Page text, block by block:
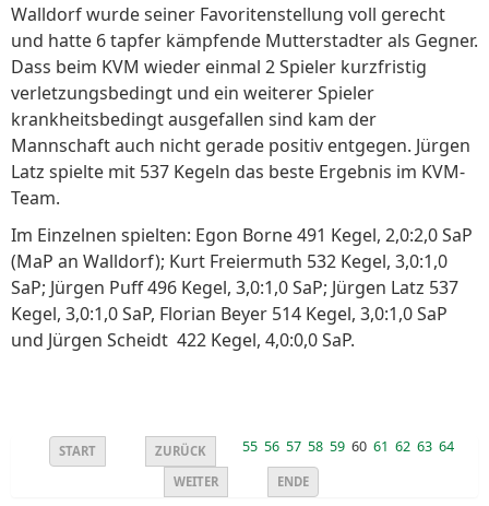
Walldorf wurde seiner Favoritenstellung voll gerecht
und hatte 6 tapfer kämpfende Mutterstadter als Gegner.
Dass beim KVM wieder einmal 2 Spieler kurzfristig
verletzungsbedingt und ein weiterer Spieler
krankheitsbedingt ausgefallen sind kam der
Mannschaft auch nicht gerade positiv entgegen. Jürgen
Latz spielte mit 537 Kegeln das beste Ergebnis im KVM-
Team.
Im Einzelnen spielten: Egon Borne 491 Kegel, 2,0:2,0 SaP
(MaP an Walldorf); Kurt Freiermuth 532 Kegel, 3,0:1,0
SaP; Jürgen Puff 496 Kegel, 3,0:1,0 SaP; Jürgen Latz 537
Kegel, 3,0:1,0 SaP, Florian Beyer 514 Kegel, 3,0:1,0 SaP
und Jürgen Scheidt 422 Kegel, 4,0:0,0 SaP.
START ZURÜCK 55 56 57 58 59 60 61 62 63 64
WEITER ENDE